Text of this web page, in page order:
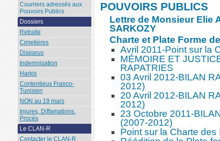
POUVOIRS PUBLICS
Lettre de Monsieur Elie
SARKOZY
Charte et Plate Forme
Avril 2011-Point sur la
MÉMOIRE ET
RAPATRIES
03 Avril 2012-BILAN
2012)
20 Avril 2012-BILAN
2012)
23 Octobre 2011-
(2007-2012)
Point sur la Charte
Courriers adressés aux
Pouvoirs Publics
Dossiers
Retraite
Cimetières
Disparus
Indemnisation
Harkis
Contentieux Franco-
Tunisien
NON au 19 mars
Injures, Diffamations.
Procès
Le CLAN-R
Contacter le CLAN-R